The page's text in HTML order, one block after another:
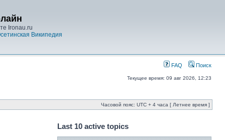
Ironau.ru
Википедия
FAQ Поиск
Текущее время: 09 авг 2026, 12:23
Часовой пояс: UTC + 4 часа [ Летнее время ]
Last 10 active topics